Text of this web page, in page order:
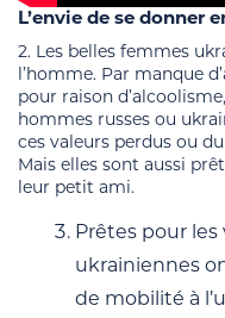
L’envie de se donner
2. Les belles femmes
l’homme. Par manque
pour raison
hommes russes ou
ces valeurs perdus ou
Mais elles sont aussi
leur petit ami.
Prêtes pour les
ukrainiennes
de mobilité à